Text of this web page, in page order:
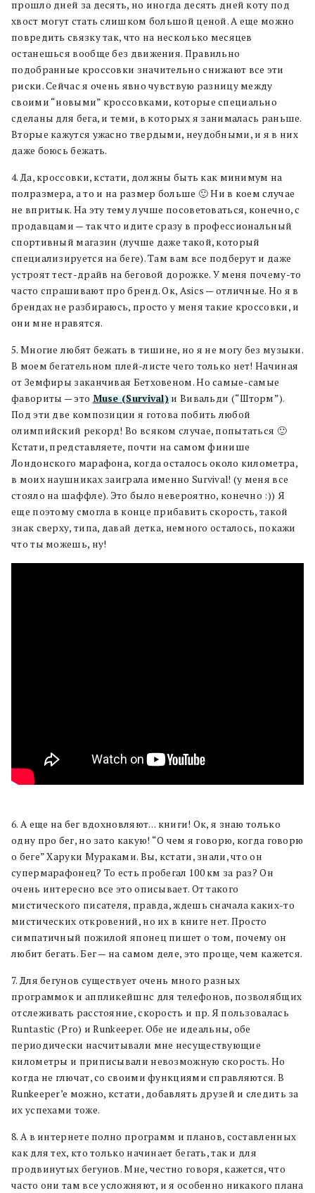
прошло дней за десять, но иногда десять дней коту под
хвост могут стать слишком большой ценой. А еще можно
повредить связку так, что на несколько месяцев
останешься вообще без движения. Правильно
подобранные кроссовки значительно снижают все эти
риски. Сейчас я очень явно чувствую разницу между
своими “новыми” кроссовками, которые специально
сделаны для бега, и теми, в которых я занималась раньше.
Вторые кажутся ужасно твердыми, неудобными, и я в них
даже боюсь бежать.
4. Да, кроссовки, кстати, должны быть как минимум на
полразмера, а то и на размер больше 🙂 Ни в коем случае
не впритык. На эту тему лучше посоветоваться, конечно, с
продавцами — так что идите сразу в профессиональный
спортивный магазин (лучше даже такой, который
специализируется на беге). Там вам все подберут и даже
устроят тест-драйв на беговой дорожке. У меня почему-то
часто спрашивают про бренд. Ок, Asics — отличные. Но я в
брендах не разбираюсь, просто у меня такие кроссовки, и
они мне нравятся.
5. Многие любят бежать в тишине, но я не могу без музыки.
В моем бегательном плей-листе чего только нет! Начиная
от Земфиры заканчивая Бетховеном. Но самые-самые
фавориты — это Muse (Survival)и Вивальди (“Шторм”).
Под эти две композиции я готова побить любой
олимпийский рекорд! Во всяком случае, попытаться 🙂
Кстати, представляете, почти на самом финише
Лондонского марафона, когда осталось около километра,
в моих наушниках заиграла именно Survival! (у меня все
стояло на шаффле). Это было невероятно, конечно :)) Я
еще поэтому смогла в конце прибавить скорость, такой
знак сверху, типа, давай детка, немного осталось, покажи
что ты можешь, ну!
6. А еще на бег вдохновляют… книги! Ок, я знаю только
одну про бег, но зато какую! “О чем я говорю, когда говорю
о беге” Харуки Мураками. Вы, кстати, знали, что он
супермарафонец? То есть пробегал 100 км за раз? Он
очень интересно все это описывает. От такого
мистического писателя, правда, ждешь сначала каких-то
мистических откровений, но их в книге нет. Просто
симпатичный пожилой японец пишет о том, почему он
любит бегать. Бег — на самом деле, это проще, чем кажется.
7. Для бегунов существует очень много разных
программок и аппликейшнс для телефонов, позволябщих
отслеживать расстояние, скорость и пр. Я пользовалась
Runtastic (Pro) и Runkeeper. Обе не идеальны, обе
периодически насчитывали мне несуществующие
километры и приписывали невозможную скорость. Но
когда не глючат, со своими функциями справляются. В
Runkeeper’e можно, кстати, добавлять друзей и следить за
их успехами тоже.
8. А в интернете полно программ и планов, составленных
как для тех, кто только начинает бегать, так и для
продвинутых бегунов. Мне, честно говоря, кажется, что
часто они там все усложняют, и я особенно никакого плана